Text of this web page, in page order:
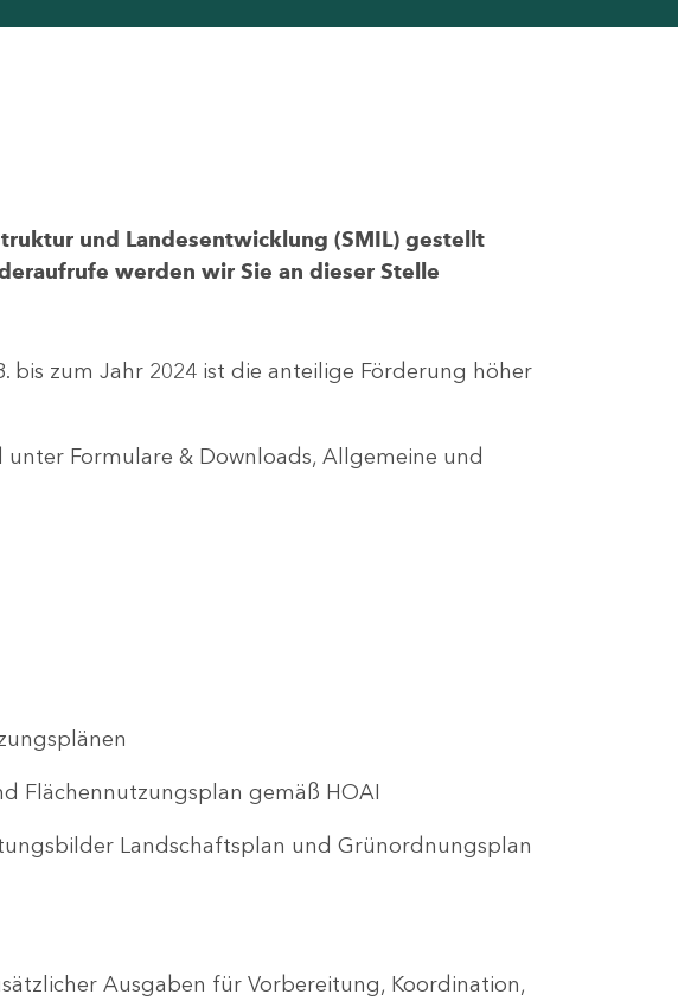
und Landesentwicklung (SMIL) gestellt
werden wir Sie an dieser Stelle
zum Jahr 2024 ist die anteilige Förderung höher
Formulare & Downloads, Allgemeine und
Flächennutzungsplan gemäß HOAI
Landschaftsplan und Grünordnungsplan
Ausgaben für Vorbereitung, Koordination,